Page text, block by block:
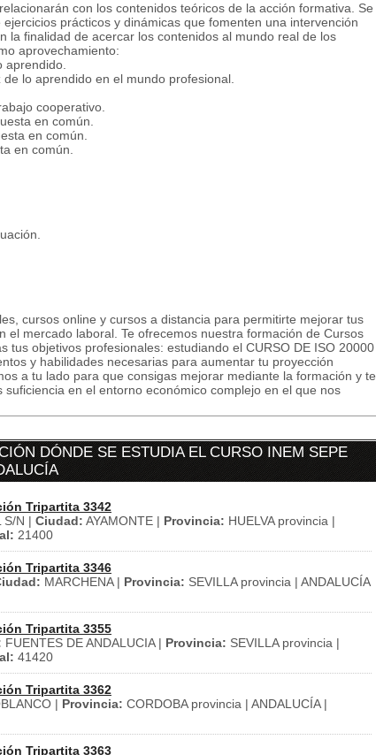
con los contenidos teóricos de la acción formativa. Se
prácticos y dinámicas que fomenten una intervención
la finalidad de acercar los contenidos al mundo real de los
aprovechamiento:
aprendido.
lo aprendido en el mundo profesional.
cooperativo.
en común.
en común.
en común.
cursos online y cursos a distancia para permitirte mejorar tus
el mercado laboral. Te ofrecemos nuestra formación de Cursos
tus objetivos profesionales: estudiando el CURSO DE ISO 20000
y habilidades necesarias para aumentar tu proyección
a tu lado para que consigas mejorar mediante la formación y te
suficiencia en el entorno económico complejo en el que nos
DÓNDE SE ESTUDIA EL CURSO INEM SEPE
Tripartita 3342
S/N | Ciudad: AYAMONTE | Provincia: HUELVA provincia |
21400
Tripartita 3346
MARCHENA | Provincia: SEVILLA provincia | ANDALUCÍA
Tripartita 3355
FUENTES DE ANDALUCIA | Provincia: SEVILLA provincia |
41420
Tripartita 3362
| Provincia: CORDOBA provincia | ANDALUCÍA |
Tripartita 3363